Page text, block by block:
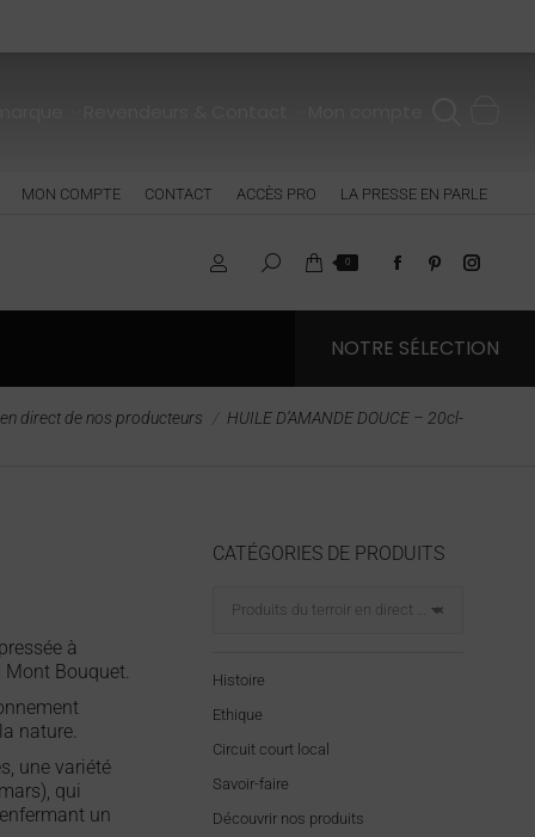
MON COMPTE CONTACT ACCÈS PRO LA PRESSE EN PARLE
0
NOTRE SÉLECTION
direct de nos producteurs HUILE D’AMANDE DOUCE – 20cl-
à
Mont Bouquet.
nature.
une variété
qui
un
CATÉGORIES DE PRODUITS
×
Produits du terroir en direct de nos producteurs
Histoire
Ethique
Circuit court local
Savoir-faire
Découvrir nos produits